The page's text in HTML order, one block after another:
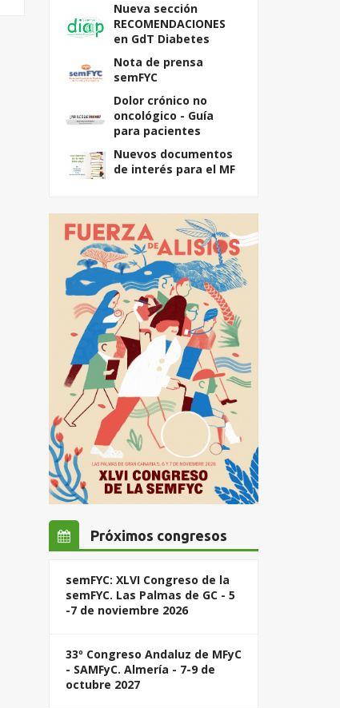
Nueva sección
RECOMENDACIONES
en GdT Diabetes
Nota de prensa
semFYC
Dolor crónico no
oncológico - Guía
para pacientes
Nuevos documentos
de interés para el MF
Próximos congresos
semFYC: XLVI Congreso de la
semFYC. Las Palmas de GC - 5
-7 de noviembre 2026
33º Congreso Andaluz de MFyC
- SAMFyC. Almería - 7-9 de
octubre 2027